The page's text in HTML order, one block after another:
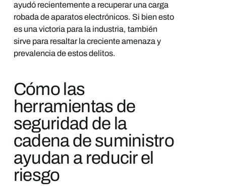
ayudó recientemente a recuperar una carga
robada de aparatos electrónicos. Si bien esto
es una victoria para la industria, también
sirve para resaltar la creciente amenaza y
prevalencia de estos delitos.
Cómo las
herramientas de
seguridad de la
cadena de suministro
ayudan a reducir el
riesgo